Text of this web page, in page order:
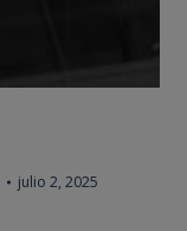
julio 2, 2025